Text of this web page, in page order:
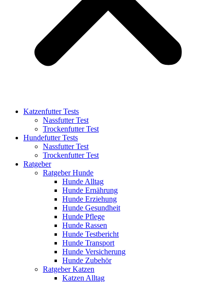
Katzenfutter Tests
Nassfutter Test
Trockenfutter Test
Hundefutter Tests
Nassfutter Test
Trockenfutter Test
Ratgeber
Ratgeber Hunde
Hunde Alltag
Hunde Ernährung
Hunde Erziehung
Hunde Gesundheit
Hunde Pflege
Hunde Rassen
Hunde Testbericht
Hunde Transport
Hunde Versicherung
Hunde Zubehör
Ratgeber Katzen
Katzen Alltag